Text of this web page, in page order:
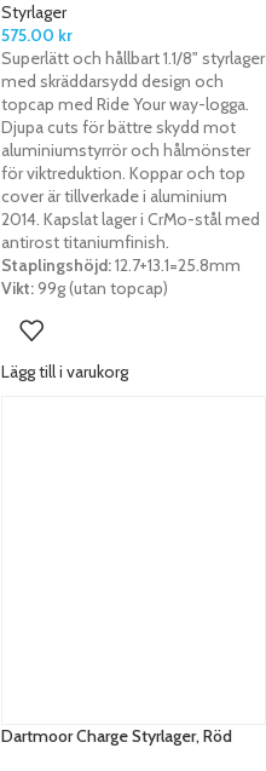
Styrlager
575.00 kr
Superlätt och hållbart 1.1/8" styrlager
med skräddarsydd design och
topcap med Ride Your way-logga.
Djupa cuts för bättre skydd mot
aluminiumstyrrör och hålmönster
för viktreduktion. Koppar och top
cover är tillverkade i aluminium
2014. Kapslat lager i CrMo-stål med
antirost titaniumfinish.
Staplingshöjd:12.7+13.1=25.8mm
Vikt:99g (utan topcap)
Lägg till i varukorg
Dartmoor Charge Styrlager, Röd